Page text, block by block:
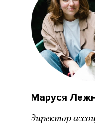
Маруся
директор